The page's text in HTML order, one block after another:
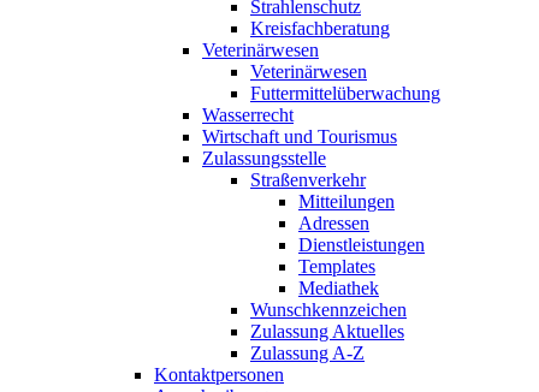
Strahlenschutz
Kreisfachberatung
Veterinärwesen
Veterinärwesen
Futtermittelüberwachung
Wasserrecht
Wirtschaft und Tourismus
Zulassungsstelle
Straßenverkehr
Mitteilungen
Adressen
Dienstleistungen
Templates
Mediathek
Wunschkennzeichen
Zulassung Aktuelles
Zulassung A-Z
Kontaktpersonen